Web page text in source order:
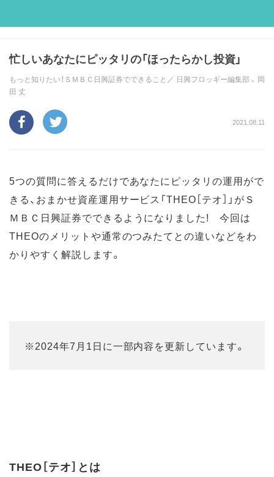
忙しいあなたにピッタリの「ほったらかし投資」
もっと知りたい！ＳＭＢＣ日興証券でできること／ 日興フロッギー編集部 、 岡
田 丈
2021.08.11
5つの質問に答えるだけであなたにピッタリの運用がで
きる、おまかせ資産運用サービス「THEO［テオ］」がＳ
ＭＢＣ日興証券でできるようになりました! 今回は
THEOのメリットや通常のつみたてとの違いなどをわ
かりやすく解説します。
※2024年7月1日に一部内容を更新しています。
THEO［テオ］とは